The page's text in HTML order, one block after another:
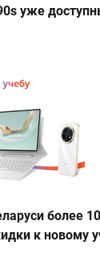
уже
более
к новому